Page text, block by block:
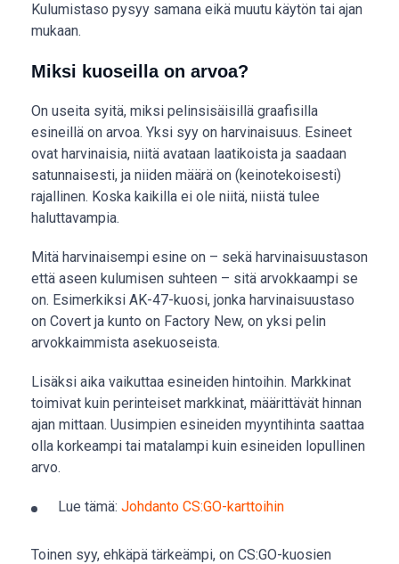
Kulumistaso pysyy samana eikä muutu käytön tai ajan
mukaan.
Miksi kuoseilla on arvoa?
On useita syitä, miksi pelinsisäisillä graafisilla
esineillä on arvoa. Yksi syy on harvinaisuus. Esineet
ovat harvinaisia, niitä avataan laatikoista ja saadaan
satunnaisesti, ja niiden määrä on (keinotekoisesti)
rajallinen. Koska kaikilla ei ole niitä, niistä tulee
haluttavampia.
Mitä harvinaisempi esine on – sekä harvinaisuustason
että aseen kulumisen suhteen – sitä arvokkaampi se
on. Esimerkiksi AK-47-kuosi, jonka harvinaisuustaso
on Covert ja kunto on Factory New, on yksi pelin
arvokkaimmista asekuoseista.
Lisäksi aika vaikuttaa esineiden hintoihin. Markkinat
toimivat kuin perinteiset markkinat, määrittävät hinnan
ajan mittaan. Uusimpien esineiden myyntihinta saattaa
olla korkeampi tai matalampi kuin esineiden lopullinen
arvo.
Lue tämä: Johdanto CS:GO-karttoihin
Toinen syy, ehkäpä tärkeämpi, on CS:GO-kuosien